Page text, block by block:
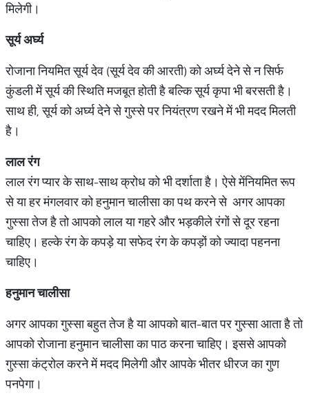
मिलेगी।
सूर्य अर्घ्य
रोजाना नियमित सूर्य देव (सूर्य देव की आरती) को अर्घ्य देने से न सिर्फ
कुंडली में सूर्य की स्थिति मजबूत होती है बल्कि सूर्य कृपा भी बरसती है।
साथ ही, सूर्य को अर्घ्य देने से गुस्से पर नियंत्रण रखने में भी मदद मिलती
है।
लाल रंग
लाल रंग प्यार के साथ-साथ क्रोध को भी दर्शाता है। ऐसे मेंनियमित रूप
से या हर मंगलवार को हनुमान चालीसा का पथ करने से अगर आपका
गुस्सा तेज है तो आपको लाल या गहरे और भड़कीले रंगों से दूर रहना
चाहिए। हल्के रंग के कपड़े या सफेद रंग के कपड़ों को ज्यादा पहनना
चाहिए।
हनुमान चालीसा
अगर आपका गुस्सा बहुत तेज है या आपको बात-बात पर गुस्सा आता है तो
आपको रोजाना हनुमान चालीसा का पाठ करना चाहिए। इससे आपको
गुस्सा कंट्रोल करने में मदद मिलेगी और आपके भीतर धीरज का गुण
पनपेगा।